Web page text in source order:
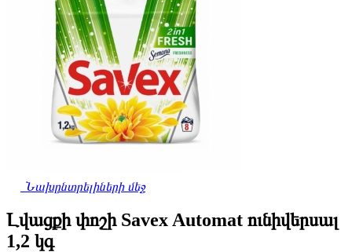
Նախընտրելիների մեջ
Լվացքի փոշի Savex Automat ունիվերսալ
1,2 կգ